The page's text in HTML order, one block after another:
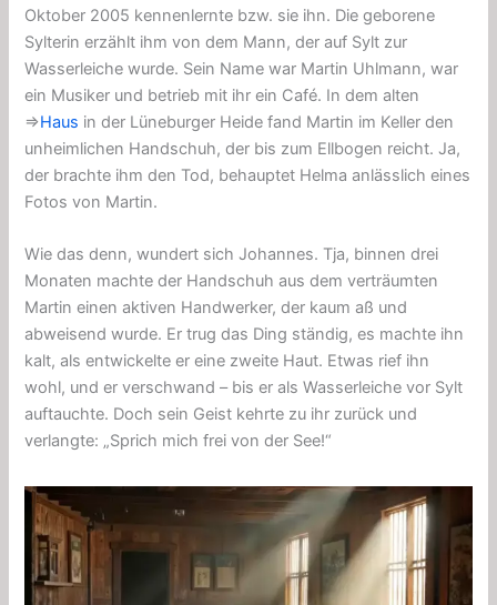
Oktober 2005 kennenlernte bzw. sie ihn. Die geborene
Sylterin erzählt ihm von dem Mann, der auf Sylt zur
Wasserleiche wurde. Sein Name war Martin Uhlmann, war
ein Musiker und betrieb mit ihr ein Café. In dem alten
⇒Haus in der Lüneburger Heide fand Martin im Keller den
unheimlichen Handschuh, der bis zum Ellbogen reicht. Ja,
der brachte ihm den Tod, behauptet Helma anlässlich eines
Fotos von Martin.
Wie das denn, wundert sich Johannes. Tja, binnen drei
Monaten machte der Handschuh aus dem verträumten
Martin einen aktiven Handwerker, der kaum aß und
abweisend wurde. Er trug das Ding ständig, es machte ihn
kalt, als entwickelte er eine zweite Haut. Etwas rief ihn
wohl, und er verschwand – bis er als Wasserleiche vor Sylt
auftauchte. Doch sein Geist kehrte zu ihr zurück und
verlangte: „Sprich mich frei von der See!“